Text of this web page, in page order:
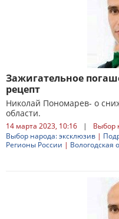
Зажигательное
рецепт
Николай Пономарев- о
области.
14 марта 2023, 10:16 |
Выбор
Выбор народа: эксклюзив |
Регионы России | Вологодская